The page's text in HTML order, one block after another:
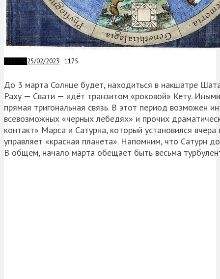
25/02/2023 1175
До 3 марта Солнце будет, находиться в накшатре
Раху — Свати — идёт транзитом «роковой» Кету.
прямая тригональная связь. В этот период возможен
всевозможных «черных лебедях» и прочих
контакт» Марса и Сатурна, который установился
управляет «красная планета». Напомним, что Сатурн
В общем, начало марта обещает быть весьма